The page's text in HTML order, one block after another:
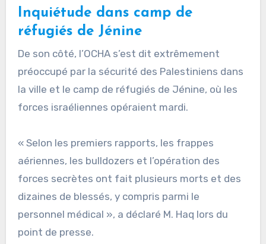
Inquiétude dans camp de
réfugiés de Jénine
De son côté, l’OCHA s’est dit extrêmement
préoccupé par la sécurité des Palestiniens dans
la ville et le camp de réfugiés de Jénine, où les
forces israéliennes opéraient mardi.
« Selon les premiers rapports, les frappes
aériennes, les bulldozers et l’opération des
forces secrètes ont fait plusieurs morts et des
dizaines de blessés, y compris parmi le
personnel médical », a déclaré M. Haq lors du
point de presse.